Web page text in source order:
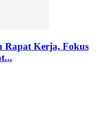
Rapat Kerja, Fokus